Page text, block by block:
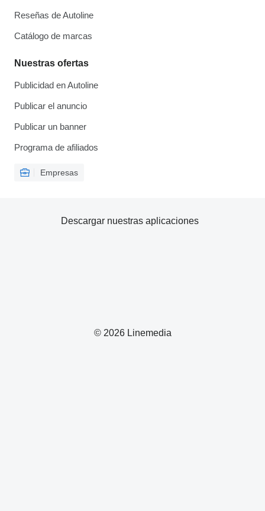
Reseñas de Autoline
Catálogo de marcas
Nuestras ofertas
Publicidad en Autoline
Publicar el anuncio
Publicar un banner
Programa de afiliados
Empresas
© 2026 Linemedia
Descargar nuestras aplicaciones